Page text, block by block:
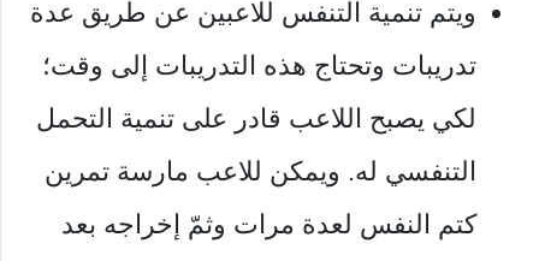
ويتم تنمية التنفس للاعبين عن طريق عدة
تدريبات وتحتاج هذه التدريبات إلى وقت؛
لكي يصبح اللاعب قادر على تنمية التحمل
التنفسي له. ويمكن للاعب مارسة تمرين
كتم النفس لعدة مرات وثمّ إخراجه بعد